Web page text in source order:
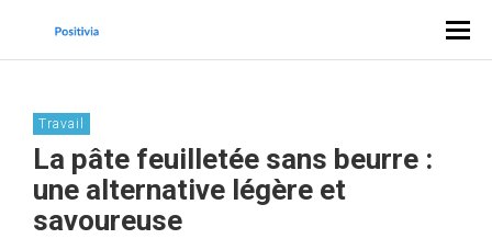
Travail
La pâte feuilletée sans beurre :
une alternative légère et
savoureuse